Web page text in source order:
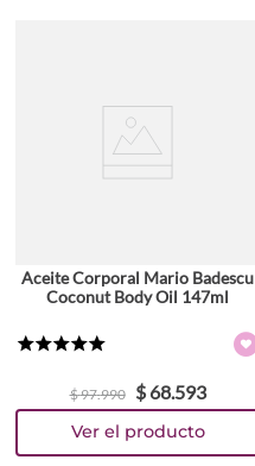
Aceite Corporal Mario Badescu
Coconut Body Oil 147ml
$97.990 $ 68.593